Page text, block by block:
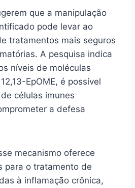
que a manipulação
pode levar ao
tratamentos mais seguros
A pesquisa indica
níveis de moléculas
EpOME, é possível
células imunes
a defesa
mecanismo oferece
para o tratamento de
à inflamação crônica,